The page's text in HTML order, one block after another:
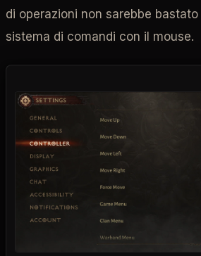
di operazioni non sarebbe
sistema di comandi con il mouse.